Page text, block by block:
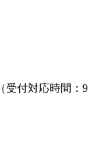
（受付対応時間：9